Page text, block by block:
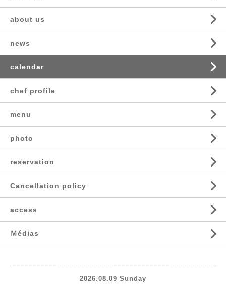
about us
news
calendar
chef profile
menu
photo
reservation
Cancellation policy
access
Ｍédias
2026.08.09 Sunday